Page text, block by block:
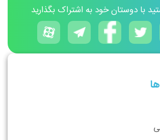
با دوستان خود به اشتراک بگذارید